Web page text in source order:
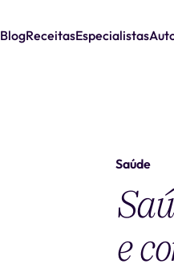
BlogReceitasEspecialistas
Saúde
e